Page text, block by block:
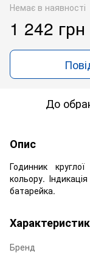
Немає в наявності
1 242 грн
До
Опис
Годинник
кольору.
батарейка.
Бренд